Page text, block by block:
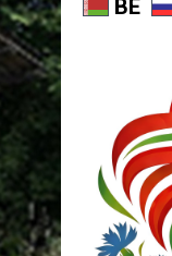
BE